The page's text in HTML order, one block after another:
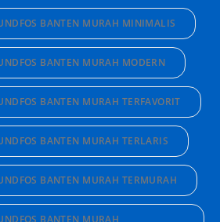
BANTEN MURAH MINIMALIS
BANTEN MURAH MODERN
BANTEN MURAH TERFAVORIT
BANTEN MURAH TERLARIS
BANTEN MURAH TERMURAH
BANTEN MURAH